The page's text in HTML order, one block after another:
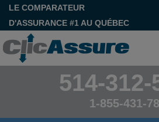
LE COMPARATEUR
D'ASSURANCE #1 AU QUÉBEC
514-312-
1-855-431-